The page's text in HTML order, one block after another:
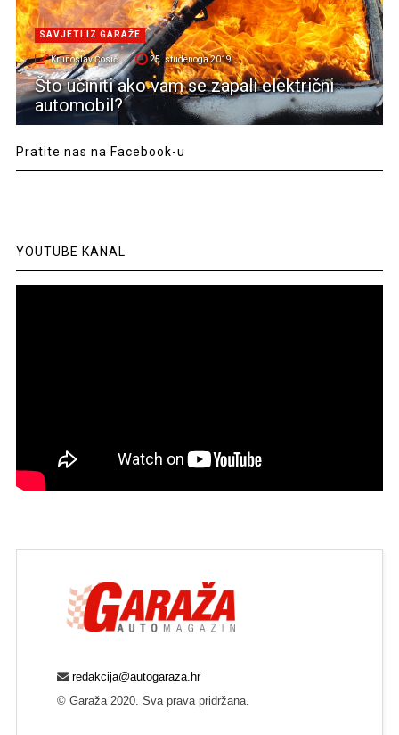
SAVJETI IZ GARAŽE
Krunoslav Ćosić 25. studenoga 2019.
Što učiniti ako vam se zapali električni
automobil?
Pratite nas na Facebook-u
YOUTUBE KANAL
redakcija@autogaraza.hr
© Garaža 2020. Sva prava pridržana.